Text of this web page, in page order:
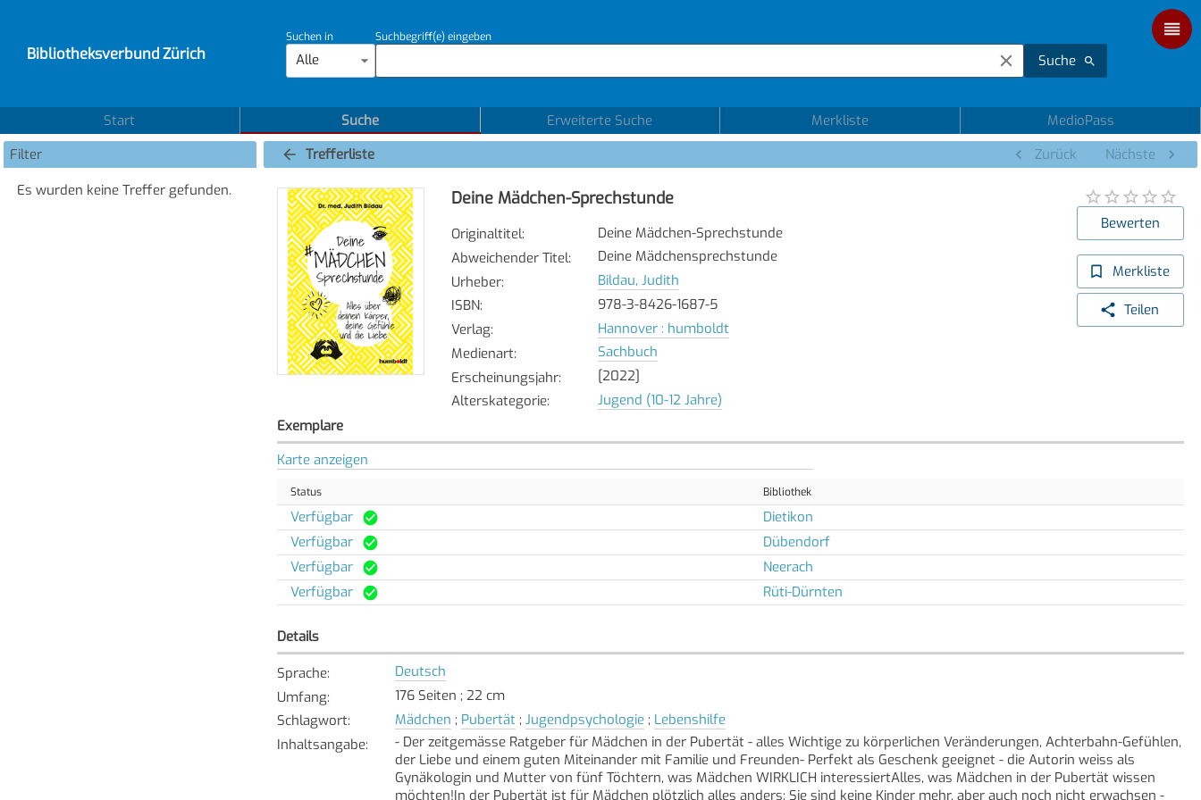
Bibliotheksverbund Zürich
Suchen in
Alle
Suchbegriff(e) eingeben
Suche
Start Suche Erweiterte Suche Merkliste
MedioPass
Filter
Es wurden keine Treffer gefunden.
Trefferliste Zurück Nächste
Deine Mädchen-Sprechstunde
Originaltitel:
Deine Mädchen-Sprechstunde
Abweichender Titel:
Deine Mädchensprechstunde
Urheber:
Bildau, Judith
ISBN:
978-3-8426-1687-5
Verlag:
Hannover : humboldt
Medienart:
Sachbuch
Erscheinungsjahr:
[2022]
Alterskategorie: Jugend (10-12 Jahre)
Bewerten
Merkliste
Teilen
Exemplare
Karte anzeigen
Status Bibliothek
Verfügbar
Dietikon
Verfügbar
Dübendorf
Verfügbar
Neerach
Verfügbar
Rüti-Dürnten
Details
Sprache:
Deutsch
Umfang:
176 Seiten ; 22 cm
Schlagwort: Mädchen ; Pubertät ; Jugendpsychologie; Lebenshilfe
Inhaltsangabe:
- Der zeitgemässe Ratgeber für Mädchen in der Pubertät - alles Wichtige zu körperlichen Veränderungen, Achterbahn-Gefühlen,
der Liebe und einem guten Miteinander mit Familie und Freunden- Perfekt als Geschenk geeignet - die Autorin weiss als
Gynäkologin und Mutter von fünf Töchtern, was Mädchen WIRKLICH interessiertAlles, was Mädchen in der Pubertät wissen
möchten!In der Pubertät ist für Mädchen plötzlich alles anders: Sie sind keine Kinder mehr, aber auch noch nicht erwachsen -